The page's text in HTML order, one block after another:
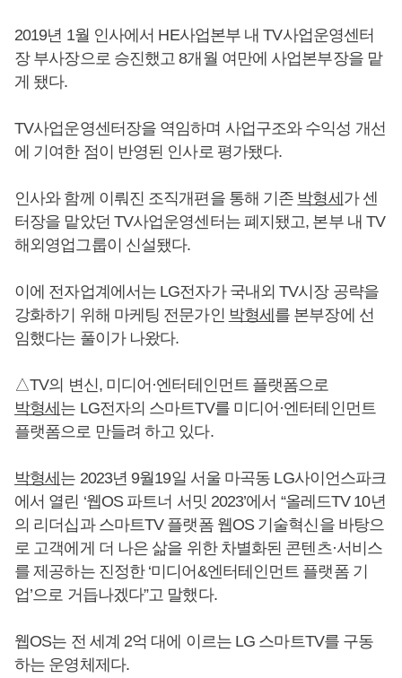
2019년 1월 인사에서 HE사업본부 내 TV사업운영센터
장 부사장으로 승진했고 8개월 여만에 사업본부장을 맡
게 됐다.
TV사업운영센터장을 역임하며 사업구조와 수익성 개선
에 기여한 점이 반영된 인사로 평가됐다.
인사와 함께 이뤄진 조직개편을 통해 기존 박형세 가 센
터장을 맡았던 TV사업운영센터는 폐지됐고, 본부 내 TV
해외영업그룹이 신설됐다.
이에 전자업계에서는 LG전자가 국내외 TV시장 공략을
강화하기 위해 마케팅 전문가인 박형세 를 본부장에 선
임했다는 풀이가 나왔다.
△TV의 변신, 미디어·엔터테인먼트 플랫폼으로
박형세 는 LG전자의 스마트TV를 미디어·엔터테인먼트
플랫폼으로 만들려 하고 있다.
박형세 는 2023년 9월19일 서울 마곡동 LG사이언스파크
에서 열린 ‘웹OS 파트너 서밋 2023’에서 “올레드TV 10년
의 리더십과 스마트TV 플랫폼 웹OS 기술혁신을 바탕으
로 고객에게 더 나은 삶을 위한 차별화된 콘텐츠·서비스
를 제공하는 진정한 ‘미디어&엔터테인먼트 플랫폼 기
업’으로 거듭나겠다”고 말했다.
웹OS는 전 세계 2억 대에 이르는 LG 스마트TV를 구동
하는 운영체제다.